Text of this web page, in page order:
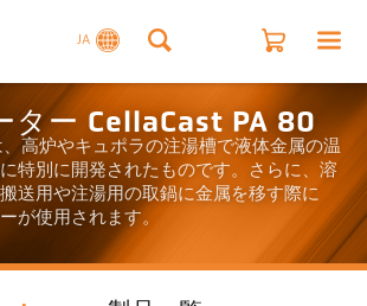
JA
ター CellaCast PA 80
高炉やキュポラの注湯槽で液体金属の温
特別に開発されたものです。さらに、溶
送用や注湯用の取鍋に金属を移す際に
が使用されます。